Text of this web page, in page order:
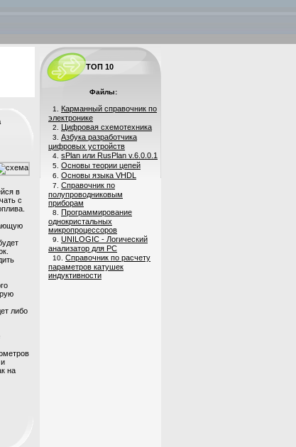
в
с
либо
на
ТОП 10
Файлы:
1. Карманный справочник по
электронике
2. Цифровая схемотехника
3. Азбука разработчика
цифровых устройств
4. sPlan или RusPlan v.6.0.0.1
5. Основы теории цепей
6. Основы языка VHDL
7. Справочник по
полупроводниковым
приборам
8. Программирование
однокристальных
микропроцессоров
9. UNILOGIC - Логический
анализатор для PC
10. Справочник по расчету
параметров катушек
индуктивности